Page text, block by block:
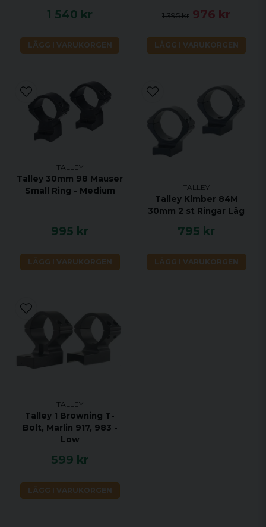
1 540 kr
LÄGG I VARUKORGEN
1 395 kr 976 kr
LÄGG I VARUKORGEN
TALLEY
Talley 30mm 98 Mauser
Small Ring - Medium
995 kr
LÄGG I VARUKORGEN
TALLEY
Talley Kimber 84M
30mm 2 st Ringar Låg
795 kr
LÄGG I VARUKORGEN
TALLEY
Talley 1 Browning T-
Bolt, Marlin 917, 983 -
Low
599 kr
LÄGG I VARUKORGEN